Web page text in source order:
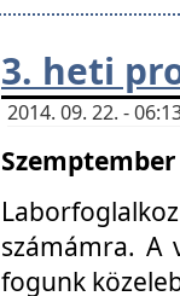
3. heti
2014. 09. 22. -
számámra. A
fogunk